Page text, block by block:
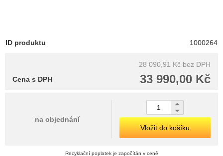
ID produktu 1000264
28 090,91 Kč bez DPH
33 990,00 Kč
Cena s DPH
na objednání
Vložit do košíku
Recyklační poplatek je započítán v ceně